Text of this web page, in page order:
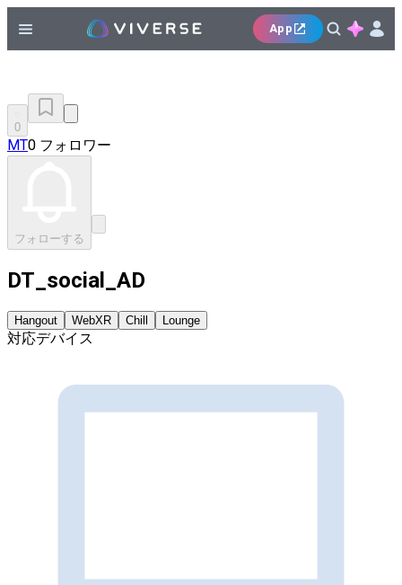
App
0
MT0 フォロワー
フォローする
DT_social_AD
Hangout WebXR Chill Lounge
対応デバイス